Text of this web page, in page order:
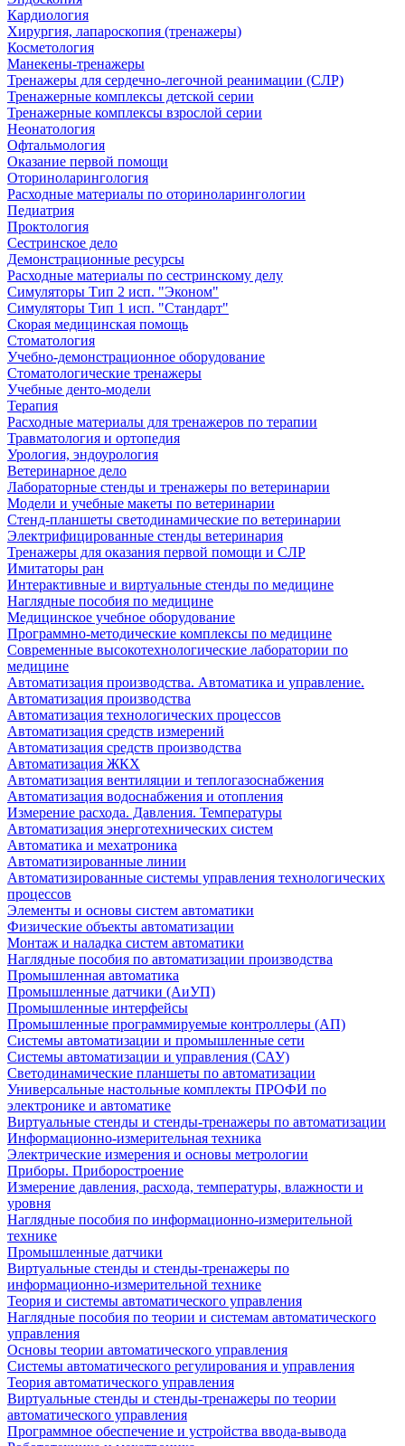
Кардиология
Хирургия, лапароскопия (тренажеры)
Косметология
Манекены-тренажеры
Тренажеры для сердечно-легочной реанимации (СЛР)
Тренажерные комплексы детской серии
Тренажерные комплексы взрослой серии
Неонатология
Офтальмология
Оказание первой помощи
Оториноларингология
Расходные материалы по оториноларингологии
Педиатрия
Проктология
Сестринское дело
Демонстрационные ресурсы
Расходные материалы по сестринскому делу
Симуляторы Тип 2 исп. "Эконом"
Симуляторы Тип 1 исп. "Стандарт"
Скорая медицинская помощь
Стоматология
Учебно-демонстрационное оборудование
Стоматологические тренажеры
Учебные денто-модели
Терапия
Расходные материалы для тренажеров по терапии
Травматология и ортопедия
Урология, эндоурология
Ветеринарное дело
Лабораторные стенды и тренажеры по ветеринарии
Модели и учебные макеты по ветеринарии
Стенд-планшеты светодинамические по ветеринарии
Электрифицированные стенды ветеринария
Тренажеры для оказания первой помощи и СЛР
Имитаторы ран
Интерактивные и виртуальные стенды по медицине
Наглядные пособия по медицине
Медицинское учебное оборудование
Программно-методические комплексы по медицине
Современные высокотехнологические лаборатории по
медицине
Автоматизация производства. Автоматика и управление.
Автоматизация производства
Автоматизация технологических процессов
Автоматизация средств измерений
Автоматизация средств производства
Автоматизация ЖКХ
Автоматизация вентиляции и теплогазоснабжения
Автоматизация водоснабжения и отопления
Измерение расхода. Давления. Температуры
Автоматизация энерготехнических систем
Автоматика и мехатроника
Автоматизированные линии
Автоматизированные системы управления технологических
процессов
Элементы и основы систем автоматики
Физические объекты автоматизации
Монтаж и наладка систем автоматики
Наглядные пособия по автоматизации производства
Промышленная автоматика
Промышленные датчики (АиУП)
Промышленные интерфейсы
Промышленные программируемые контроллеры (АП)
Системы автоматизации и промышленные сети
Системы автоматизации и управления (САУ)
Светодинамические планшеты по автоматизации
Универсальные настольные комплекты ПРОФИ по
электронике и автоматике
Виртуальные стенды и стенды-тренажеры по автоматизации
Информационно-измерительная техника
Электрические измерения и основы метрологии
Приборы. Приборостроение
Измерение давления, расхода, температуры, влажности и
уровня
Наглядные пособия по информационно-измерительной
технике
Промышленные датчики
Виртуальные стенды и стенды-тренажеры по
информационно-измерительной технике
Теория и системы автоматического управления
Наглядные пособия по теории и системам автоматического
управления
Основы теории автоматического управления
Системы автоматического регулирования и управления
Теория автоматического управления
Виртуальные стенды и стенды-тренажеры по теории
автоматического управления
Программное обеспечение и устройства ввода-вывода